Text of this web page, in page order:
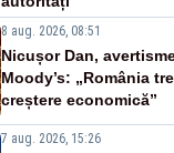
8 aug. 2026, 08:51
Nicușor Dan,
Moody’s: „România
creștere economică”
7 aug. 2026, 15:26